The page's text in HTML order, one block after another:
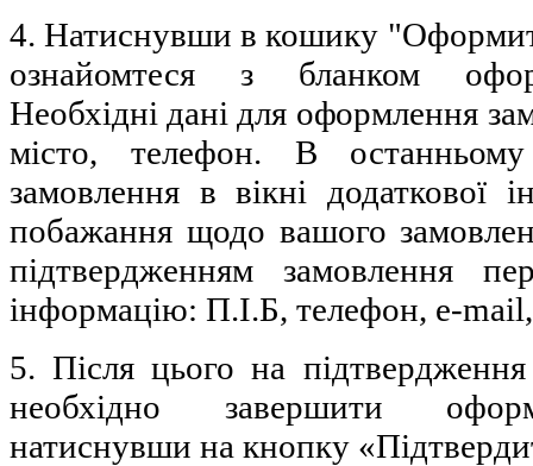
4. Натиснувши в кошику
ознайомтеся з бланком
Необхідні дані для оформлення
місто, телефон. В
замовлення в вікні додаткової
побажання щодо вашого
підтвердженням замовлення
інформацію: П.І.Б, телефон, e-
5. Після цього на
необхідно завершити
натиснувши на кнопку